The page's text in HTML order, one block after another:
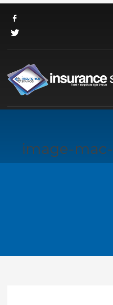
image-